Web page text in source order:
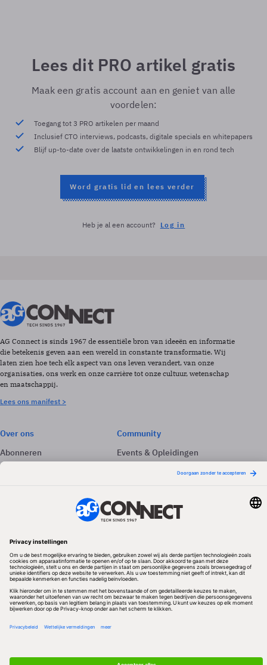
Lees dit PRO artikel gratis
Maak een gratis account aan en geniet van alle
voordelen:
Toegang tot 3 PRO artikelen per maand
Inclusief CTO interviews, podcasts, digitale specials en whitepapers
Blijf up-to-date over de laatste ontwikkelingen in en rond tech
Word gratis lid en lees verder
Heb je al een account? Log in
AG Connect is sinds 1967 de essentiële bron van ideeën en informatie
die betekenis geven aan een wereld in constante transformatie. Wij
laten zien hoe tech elk aspect van ons leven verandert, van onze
organisaties, ons werk en onze carrière tot onze cultuur, wetenschap
en maatschappij.
Lees ons manifest >
Over ons
Abonneren
Adverteren
Community
Events & Opleidingen
Volg ons
Redactionele partner
Algemene Voorwaarden & Copyrights